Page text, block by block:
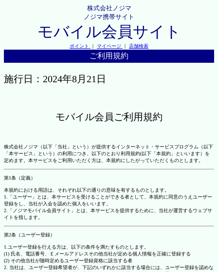
株式会社ノジマ
ノジマ携帯サイト
モバイル会員サイト
ポイント ｜ マイページ ｜ 店舗検索
ご利用規約
施行日：2024年8月21日
モバイル会員ご利用規約
株式会社ノジマ（以下「当社」という）が提供するインターネット・サービスプログラム（以下
「本サービス」という）の利用につき、以下のとおり利用規約(以下「本規約」といいます）を
定めます。本サービスをご利用いただく方は、本規約にしたがっていただくものとします。
第1条（定義）
本規約における用語は、それぞれ以下の通りの意味を有するものとします。
1.「ユーザー」とは、本サービスを受けることができる者として、本規約に同意のうえユーザー
登録をし、当社が入会を認めた個人をいいます。
2.「ノジマモバイル会員サイト」とは、本サービスを提供するために、当社が運営するウェブサ
イトを指します。
第2条（ユーザー登録）
1.ユーザー登録を行える方は、以下の条件を満たすものとします。
(1) 氏名、電話番号、Ｅメールアドレスその他当社が定める個人情報を正確に登録する
(2) その他当社が随時定めるユーザー登録資格に該当する者
2. 当社は、ユーザー登録希望者が、下記のいずれかに該当する場合には、ユーザー登録を認めな